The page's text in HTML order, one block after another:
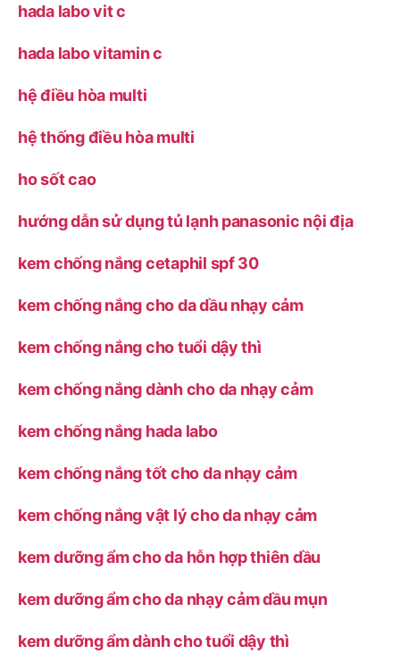
hada labo vit c
hada labo vitamin c
hệ điều hòa multi
hệ thống điều hòa multi
ho sốt cao
hướng dẫn sử dụng tủ lạnh panasonic nội địa
kem chống nắng cetaphil spf 30
kem chống nắng cho da dầu nhạy cảm
kem chống nắng cho tuổi dậy thì
kem chống nắng dành cho da nhạy cảm
kem chống nắng hada labo
kem chống nắng tốt cho da nhạy cảm
kem chống nắng vật lý cho da nhạy cảm
kem dưỡng ẩm cho da hỗn hợp thiên dầu
kem dưỡng ẩm cho da nhạy cảm dầu mụn
kem dưỡng ẩm dành cho tuổi dậy thì